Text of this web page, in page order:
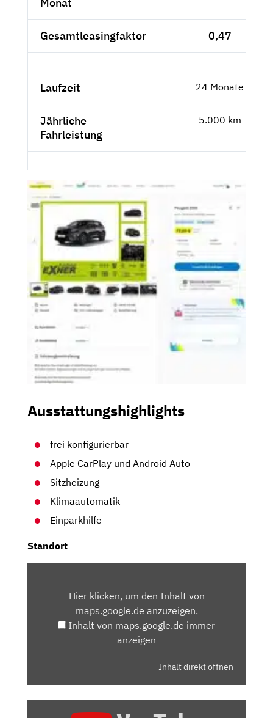
Monat
Gesamtleasingfaktor 0,47
Laufzeit 24 Monate
Jährliche
Fahrleistung
5.000 km
Ausstattungshighlights
frei konfigurierbar
Apple CarPlay und Android Auto
Sitzheizung
Klimaautomatik
Einparkhilfe
Standort
MAPS.GOOGLE.DEHier klicken, um den Inhalt von
maps.google.de anzuzeigen.
Inhalt von maps.google.de immer
anzeigen
Inhalt direkt öffnen